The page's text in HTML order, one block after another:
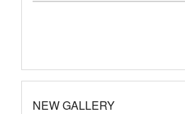
NEW GALLERY